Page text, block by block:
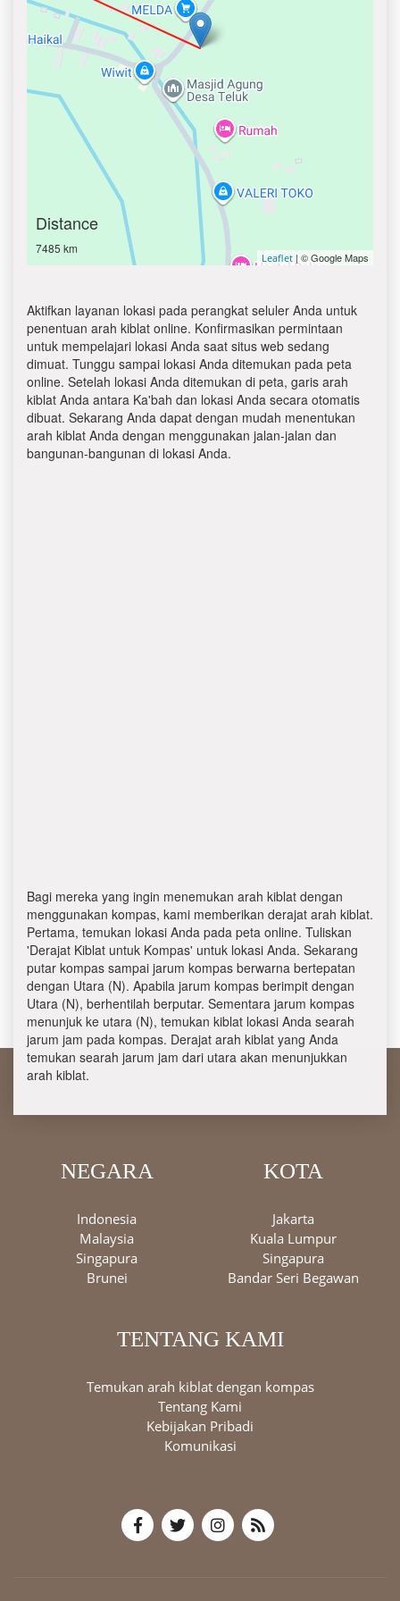
Distance
7485 km
Leaflet | © Google Maps
Aktifkan layanan lokasi pada perangkat seluler Anda untuk
penentuan arah kiblat online. Konfirmasikan permintaan
untuk mempelajari lokasi Anda saat situs web sedang
dimuat. Tunggu sampai lokasi Anda ditemukan pada peta
online. Setelah lokasi Anda ditemukan di peta, garis arah
kiblat Anda antara Ka'bah dan lokasi Anda secara otomatis
dibuat. Sekarang Anda dapat dengan mudah menentukan
arah kiblat Anda dengan menggunakan jalan-jalan dan
bangunan-bangunan di lokasi Anda.
Bagi mereka yang ingin menemukan arah kiblat dengan
menggunakan kompas, kami memberikan derajat arah kiblat.
Pertama, temukan lokasi Anda pada peta online. Tuliskan
'Derajat Kiblat untuk Kompas' untuk lokasi Anda. Sekarang
putar kompas sampai jarum kompas berwarna bertepatan
dengan Utara (N). Apabila jarum kompas berimpit dengan
Utara (N), berhentilah berputar. Sementara jarum kompas
menunjuk ke utara (N), temukan kiblat lokasi Anda searah
jarum jam pada kompas. Derajat arah kiblat yang Anda
temukan searah jarum jam dari utara akan menunjukkan
arah kiblat.
NEGARA
Indonesia
Malaysia
Singapura
Brunei
KOTA
Jakarta
Kuala Lumpur
Singapura
Bandar Seri Begawan
TENTANG KAMI
Temukan arah kiblat dengan kompas
Tentang Kami
Kebijakan Pribadi
Komunikasi